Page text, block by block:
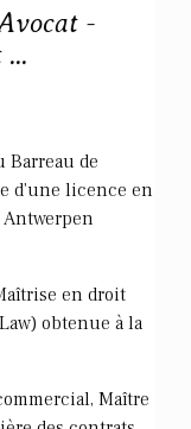
-
Barreau de
d'une licence en
en droit
obtenue à la
Maître